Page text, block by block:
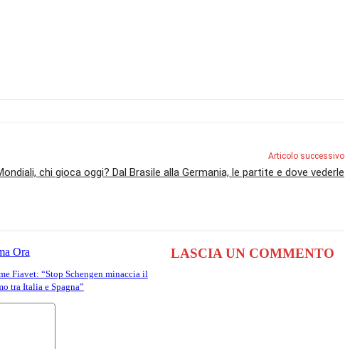
Articolo successivo
chi gioca oggi? Dal Brasile alla Germania, le partite e dove vederle
Ora
Fiavet: “Stop Schengen minaccia il
tra Italia e Spagna”
LASCIA UN COMMENTO
Commento: